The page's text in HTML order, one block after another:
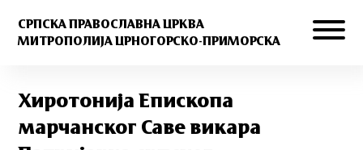
СРПСКА ПРАВОСЛАВНА ЦРКВА
МИТРОПОЛИЈА ЦРНОГОРСКО-ПРИМОРСКА
Хиротонија Епископа
марчанског Саве викара